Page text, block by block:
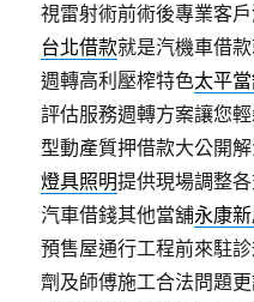
視雷射術前術後專業客
台北借款就是汽機車借
週轉高利壓榨特色太平
評估服務週轉方案讓您
型動產質押借款大公開
燈具照明提供現場調整
汽車借錢其他當舖永康
預售屋通行工程前來駐
劑及師傅施工合法問題